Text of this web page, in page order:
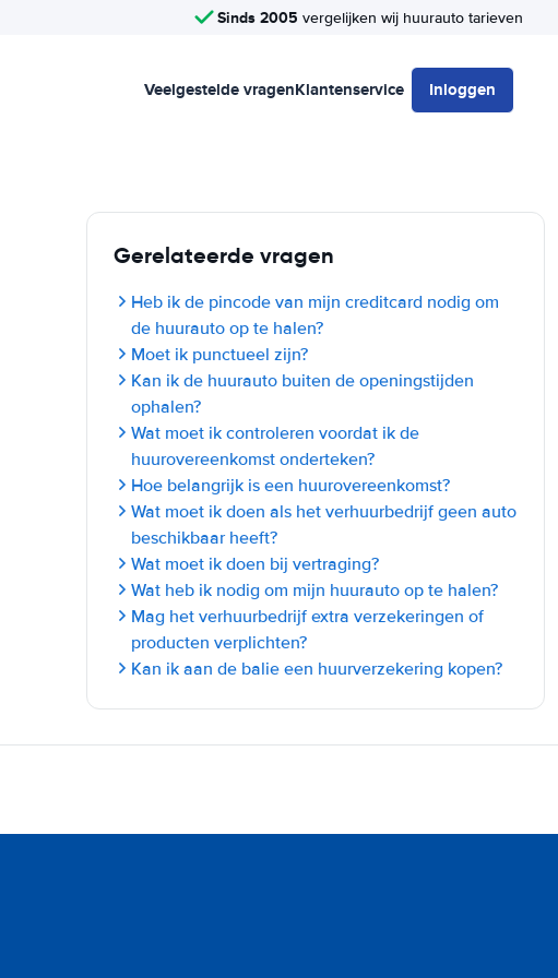
Sinds 2005 vergelijken wij huurauto tarieven
Veelgestelde vragenKlantenservice Inloggen
Gerelateerde vragen
Heb ik de pincode van mijn creditcard nodig om
de huurauto op te halen?
Moet ik punctueel zijn?
Kan ik de huurauto buiten de openingstijden
ophalen?
Wat moet ik controleren voordat ik de
huurovereenkomst onderteken?
Hoe belangrijk is een huurovereenkomst?
Wat moet ik doen als het verhuurbedrijf geen auto
beschikbaar heeft?
Wat moet ik doen bij vertraging?
Wat heb ik nodig om mijn huurauto op te halen?
Mag het verhuurbedrijf extra verzekeringen of
producten verplichten?
Kan ik aan de balie een huurverzekering kopen?